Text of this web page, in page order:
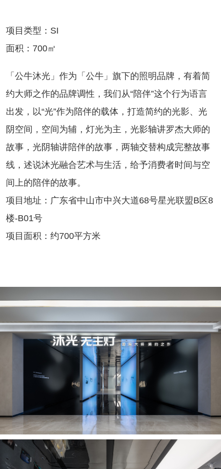
项目类型：SI
面积：700㎡
「公牛沐光」作为「公牛」旗下的照明品牌，有着简
约大师之作的品牌调性，我们从“陪伴”这个行为语言
出发，以“光”作为陪伴的载体，打造简约的光影、光
阴空间，空间为辅，灯光为主，光影轴讲罗杰大师的
故事，光阴轴讲陪伴的故事，两轴交替构成完整故事
线，述说沐光融合艺术与生活，给予消费者时间与空
间上的陪伴的故事。
项目地址：广东省中山市中兴大道68号星光联盟B区8
楼-B01号
项目面积：约700平方米